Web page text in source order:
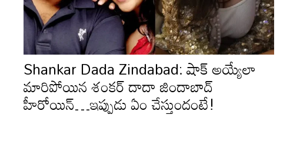
Shankar Dada Zindabad: షాక్ అయ్యేలా
మారిపోయిన శంకర్ దాదా జిందాబాద్
హీరోయిన్…ఇప్పుడు ఏం చేస్తుందంటే!